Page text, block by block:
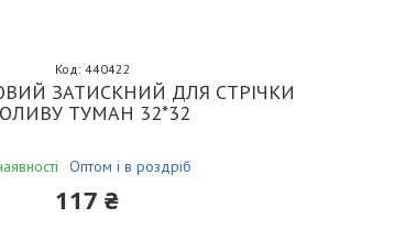
ЗАТИСКНИЙ ДЛЯ СТРІЧКИ
ТУМАН 32*32
Оптом і в роздріб
Код: 440422
117 ₴